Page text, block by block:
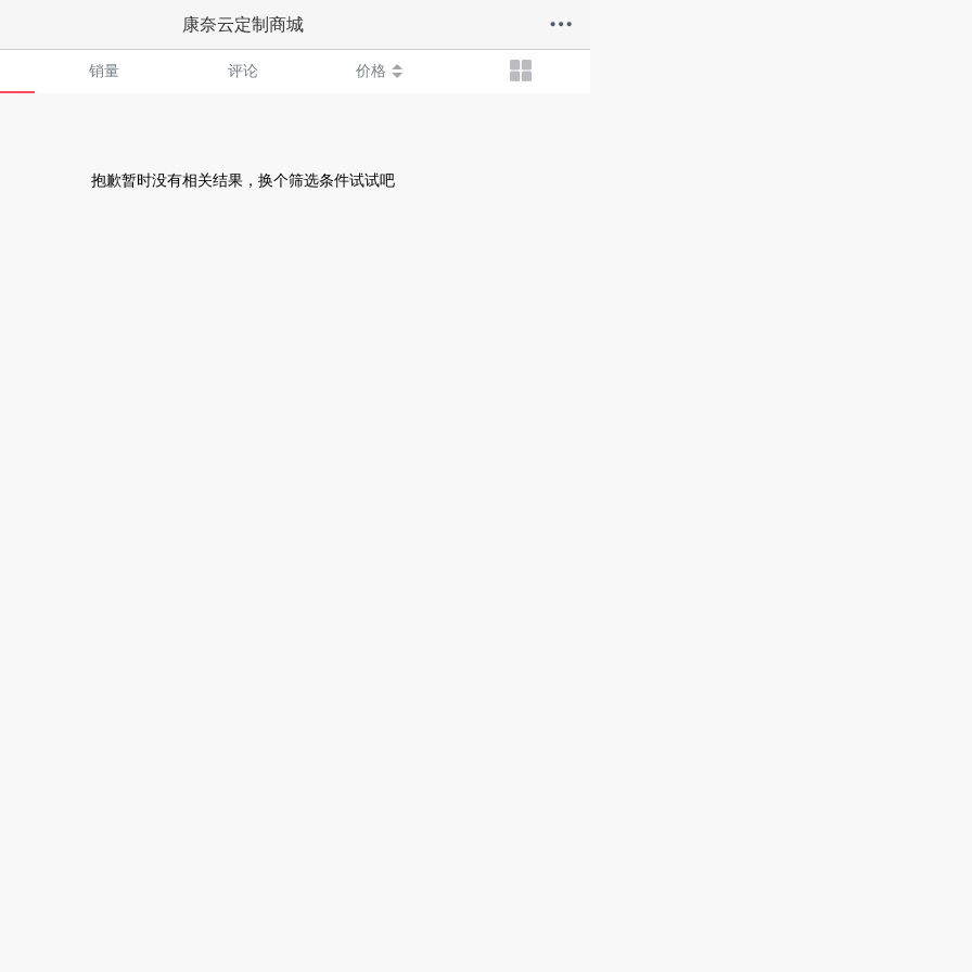
康奈云定制商城
销量 评论 价格
抱歉暂时没有相关结果，换个筛选条件试试吧